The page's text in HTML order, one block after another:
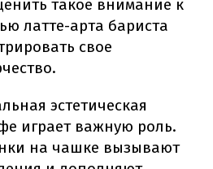
такое внимание к
латте-арта бариста
свое
эстетическая
играет важную роль.
на чашке вызывают